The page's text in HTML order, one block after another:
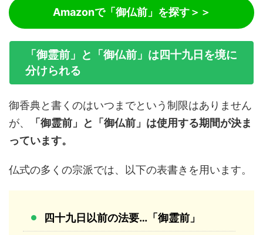
Amazonで「御仏前」を探す＞＞
「御霊前」と「御仏前」は四十九日を境に
分けられる
御香典と書くのはいつまでという制限はありません
が、
「御霊前」と「御仏前」は使用する期間が決ま
っています。
仏式の多くの宗派では、以下の表書きを用います。
四十九日以前の法要…「御霊前」